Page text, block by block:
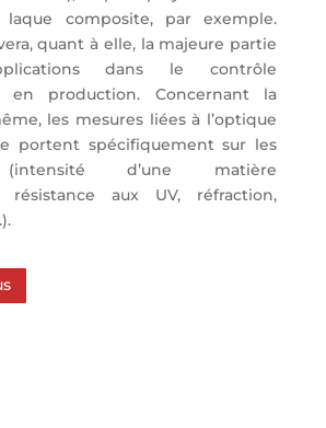
composite, par exemple.
quant à elle, la majeure partie
dans le contrôle
en production. Concernant la
les mesures liées à l’optique
portent spécifiquement sur les
(intensité d’une matière
résistance aux UV, réfraction,